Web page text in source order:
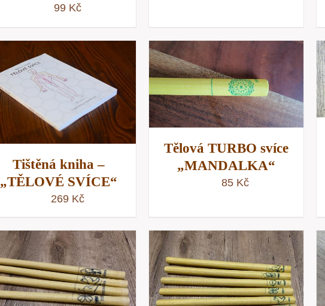
99 Kč
až
5000 Kč
Tištěná kniha –
„TĚLOVÉ SVÍCE“
269 Kč
PŘIDAT DO KOŠÍKU /
RYCHLÝ NÁHLED
Tělová TURBO svíce
„MANDALKA“
85 Kč
PŘIDAT DO KOŠÍKU
RYCHLÝ NÁHLED
PŘIDAT DO KOŠÍKU /
RYCHLÝ NÁHLED
PŘIDAT DO KOŠÍKU /
RYCHLÝ NÁHLED